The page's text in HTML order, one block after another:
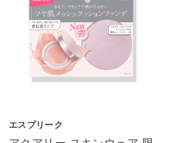
エスプリーク